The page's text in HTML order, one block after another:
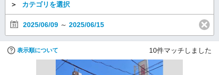
＞ カテゴリを選択
2025/06/09 ～ 2025/06/15
表示順について 10件マッチしました